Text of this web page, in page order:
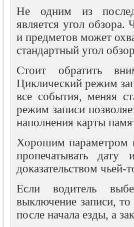
Не одним из
является угол
и предметов может
стандартный угол
Стоит обратить
Циклический режим
все события, меняя
режим записи
наполнения карты
Хорошим параметром
пропечатывать
доказательством чьей-
Если водитель
выключение записи, то
после начала езды, а